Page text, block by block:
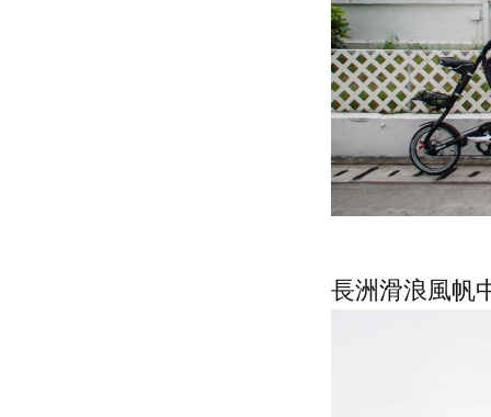
長洲滑浪風帆